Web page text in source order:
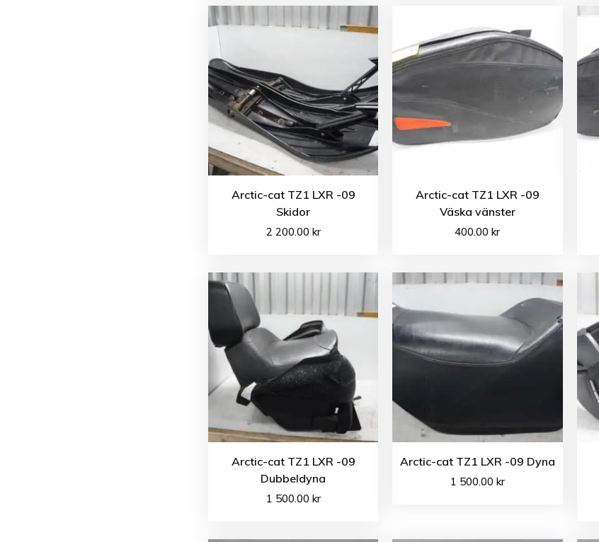
Arctic-cat TZ1 LXR -09
Skidor
2 200.00 kr
Arctic-cat TZ1 LXR -09
Väska vänster
400.00kr
Arctic-cat TZ1 LXR -09
Dubbeldyna
1 500.00 kr
Arctic-cat TZ1 LXR -09 Dyna
1 500.00 kr